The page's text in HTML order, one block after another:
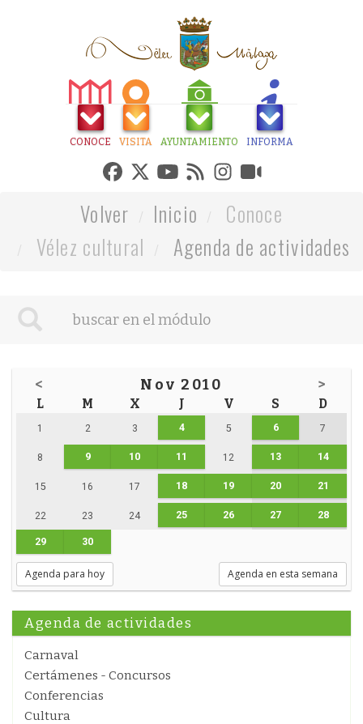
CONOCE VISITA AYUNTAMIENTO INFORMA
Volver Inicio
Conoce
Vélez cultural
Agenda de actividades
< Nov 2010 >
L M X J V S D
1 2 3 4 5 6 7
8 9 10 11 12 13 14
15 16 17 18 19 20 21
22 23 24 25 26 27 28
29 30
Agenda para hoy Agenda en esta semana
Agenda de actividades
Carnaval
Certámenes - Concursos
Conferencias
Cultura